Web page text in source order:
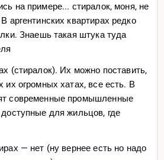
на примере... стиралок, моня, не
аргентинских квартирах редко
Знаешь такая штука туда
(стиралок). Их можно поставить,
их огромных хатах, все есть. В
современные промышленные
для жильцов, где
— нет (ну вернее есть но надо